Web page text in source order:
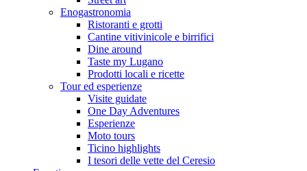
Enogastronomia
Ristoranti e grotti
Cantine vitivinicole e birrifici
Dine around
Taste my Lugano
Prodotti locali e ricette
Tour ed esperienze
Visite guidate
One Day Adventures
Esperienze
Moto tours
Ticino highlights
I tesori delle vette del Ceresio